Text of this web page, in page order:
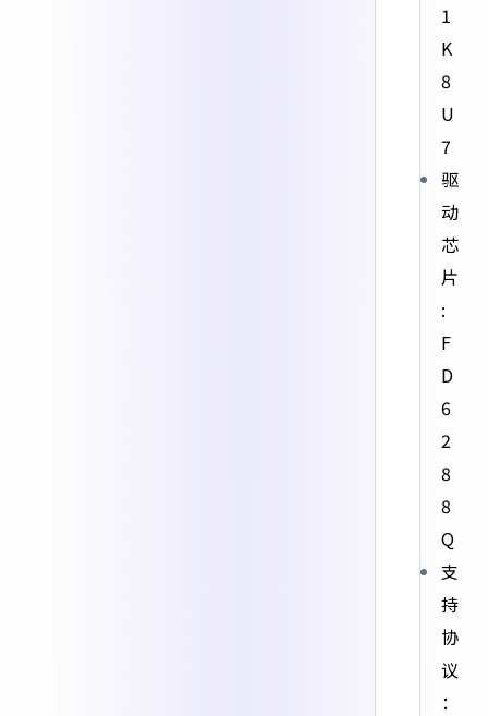
1
K
8
U
7
驱
动
芯
片
:
F
D
6
2
8
8
Q
支
持
协
议
：